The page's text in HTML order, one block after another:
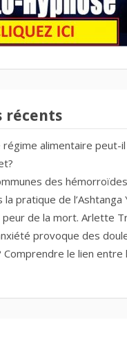
récents
régime alimentaire peut-il
des
la pratique de l’Ashtanga
peur de la mort. Arlette
provoque des
Comprendre le lien